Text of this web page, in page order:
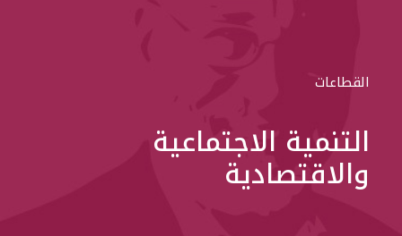
الوظائف
القطاعات
التنمية الاجتماعية
والاقتصادية